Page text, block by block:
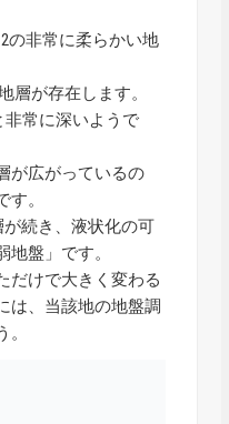
の非常に柔らかい地
層が存在します。
非常に深いようで
が広がっているの
。
続き、液状化の可
盤」です。
だけで大きく変わる
は、当該地の地盤調